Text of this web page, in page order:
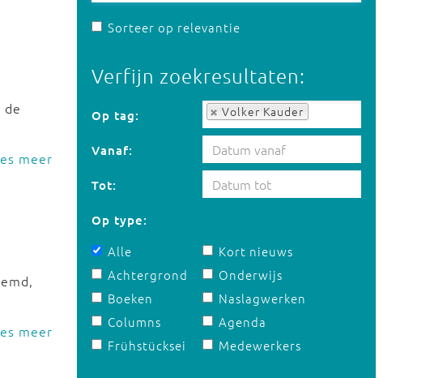
de
meer
meer
Sorteer op relevantie
Verfijn zoekresultaten:
Op tag: Volker Kauder
Op tag:
Vanaf:
Tot:
Op type:
Alle
Achtergrond
Boeken
Columns
Frühstücksei
Kort nieuws
Onderwijs
Naslagwerken
Agenda
Medewerkers